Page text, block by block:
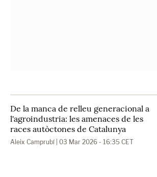
De la manca de relleu generacional a
l'agroindustria: les amenaces de les
races autòctones de Catalunya
Aleix Camprubí | 03 Mar 2026 - 16:35 CET